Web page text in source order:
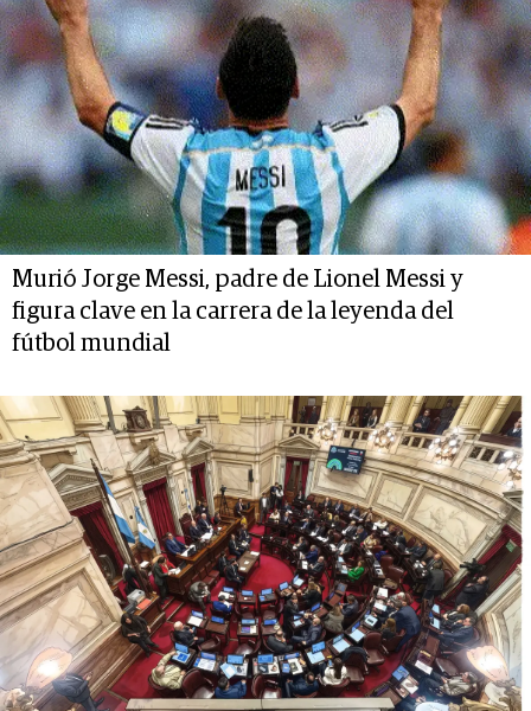
Murió Jorge Messi, padre de Lionel Messi y
figura clave en la carrera de la leyenda del
fútbol mundial